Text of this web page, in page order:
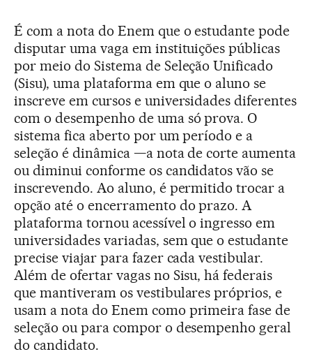
É com a nota do Enem que o estudante pode
disputar uma vaga em instituições públicas
por meio do Sistema de Seleção Unificado
(Sisu), uma plataforma em que o aluno se
inscreve em cursos e universidades diferentes
com o desempenho de uma só prova. O
sistema fica aberto por um período e a
seleção é dinâmica —a nota de corte aumenta
ou diminui conforme os candidatos vão se
inscrevendo. Ao aluno, é permitido trocar a
opção até o encerramento do prazo. A
plataforma tornou acessível o ingresso em
universidades variadas, sem que o estudante
precise viajar para fazer cada vestibular.
Além de ofertar vagas no Sisu, há federais
que mantiveram os vestibulares próprios, e
usam a nota do Enem como primeira fase de
seleção ou para compor o desempenho geral
do candidato.